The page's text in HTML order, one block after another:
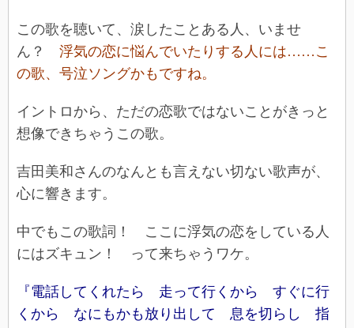
この歌を聴いて、涙したことある人、いませ
ん？ 浮気の恋に悩んでいたりする人には……こ
の歌、号泣ソングかもですね。
イントロから、ただの恋歌ではないことがきっと
想像できちゃうこの歌。
吉田美和さんのなんとも言えない切ない歌声が、
心に響きます。
中でもこの歌詞！ ここに浮気の恋をしている人
にはズキュン！ って来ちゃうワケ。
『電話してくれたら 走って行くから すぐに行
くから なにもかも放り出して 息を切らし 指